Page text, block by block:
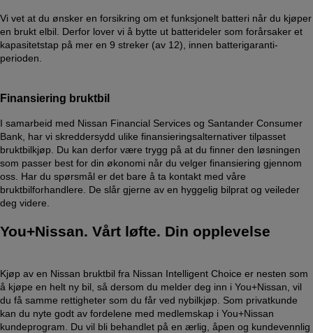
Vi vet at du ønsker en forsikring om et funksjonelt batteri når du kjøper
en brukt elbil. Derfor lover vi å bytte ut batterideler som forårsaker et
kapasitetstap på mer en 9 streker (av 12), innen batterigaranti-
perioden.
Finansiering bruktbil
I samarbeid med Nissan Financial Services og Santander Consumer
Bank, har vi skreddersydd ulike finansieringsalternativer tilpasset
bruktbilkjøp. Du kan derfor være trygg på at du finner den løsningen
som passer best for din økonomi når du velger finansiering gjennom
oss. Har du spørsmål er det bare å ta kontakt med våre
bruktbilforhandlere. De slår gjerne av en hyggelig bilprat og veileder
deg videre.
You+Nissan. Vårt løfte. Din opplevelse
Kjøp av en Nissan bruktbil fra Nissan Intelligent Choice er nesten som
å kjøpe en helt ny bil, så dersom du melder deg inn i You+Nissan, vil
du få samme rettigheter som du får ved nybilkjøp. Som privatkunde
kan du nyte godt av fordelene med medlemskap i You+Nissan
kundeprogram. Du vil bli behandlet på en ærlig, åpen og kundevennlig